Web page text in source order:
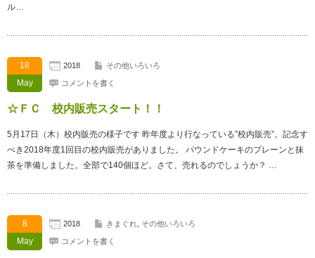
ル…
18
May
2018 その他いろいろ
コメントを書く
☆ＦＣ 校内販売スタート！！
5月17日（木）校内販売の様子です 昨年度より行なっている”校内販売”。記念す
べき2018年度1回目の校内販売がありました。 パウンドケーキのプレーンと抹
茶を準備しました。全部で140個ほど。さて、売れるのでしょうか？ …
8
May
2018 きまぐれ その他いろいろ
コメントを書く